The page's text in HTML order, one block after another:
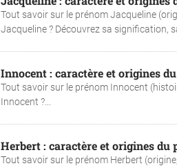
Tout savoir sur le prénom Jacqueline
Jacqueline ? Découvrez sa signification,
Innocent : caractère et origines
Tout savoir sur le prénom Innocent
Innocent ?...
Herbert : caractère et origines du
Tout savoir sur le prénom Herbert